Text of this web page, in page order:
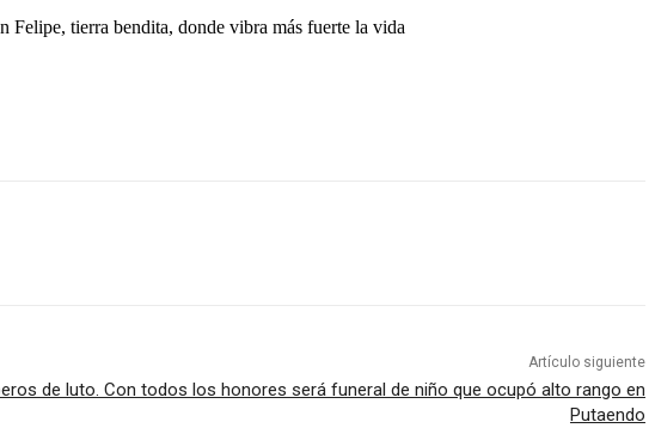
tierra bendita, donde vibra más fuerte la vida
Artículo siguiente
de luto. Con todos los honores será funeral de niño que ocupó alto rango en
Putaendo